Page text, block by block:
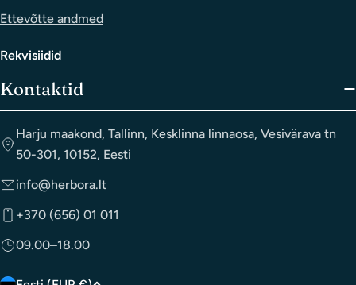
Ettevõtte andmed
Rekvisiidid
Kontaktid
Harju maakond, Tallinn, Kesklinna linnaosa, Vesivärava tn
50-301, 10152, Eesti
info@herbora.lt
+370 (656) 01 011
09.00–18.00